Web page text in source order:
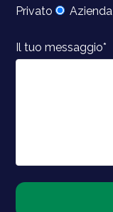
Privato
Azienda
Il tuo messaggio*